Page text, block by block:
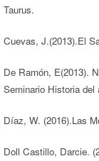
Taurus.
Cuevas, J.(2013).El
De Ramón, E(2013).
Seminario Historia
Díaz, W. (2016).Las
Doll Castillo, Darcie.